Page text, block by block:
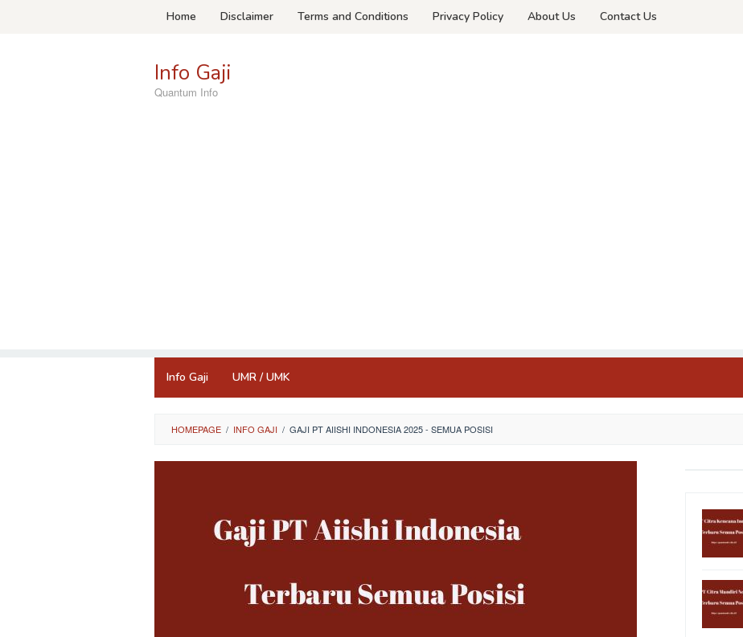
Home Disclaimer Terms and Conditions Privacy Policy About Us Contact Us
Info Gaji
Quantum Info
Info Gaji UMR / UMK
HOMEPAGE / INFO GAJI / GAJI PT AIISHI INDONESIA 2025 - SEMUA POSISI